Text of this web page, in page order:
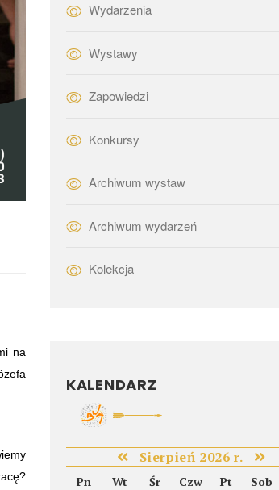
na
Wydarzenia
Wystawy
Zapowiedzi
Konkursy
Archiwum wystaw
Archiwum wydarzeń
Kolekcja
KALENDARZ
Sierpień 2026 r.
Pn Wt Śr Czw Pt Sob